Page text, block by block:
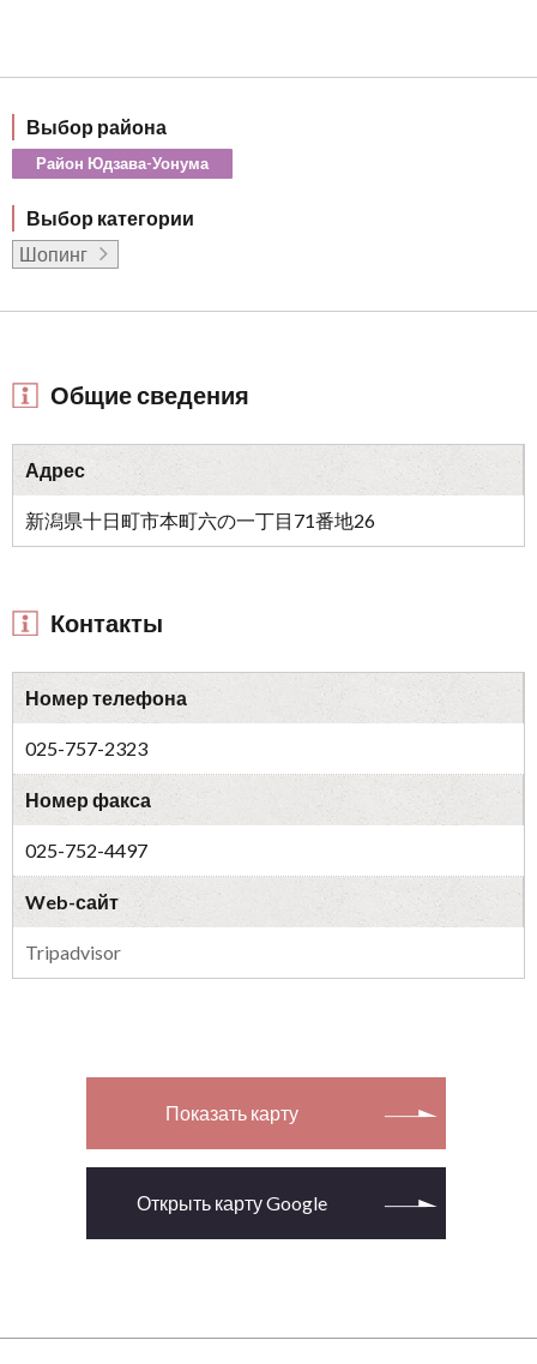
Выбор района
Район Юдзава-Уонума
Выбор категории
Шопинг
Общие сведения
Адрес
新潟県十日町市本町六の一丁目71番地26
Контакты
Номер телефона
025-757-2323
Номер факса
025-752-4497
Web-сайт
Tripadvisor
Показать карту
Открыть карту Google